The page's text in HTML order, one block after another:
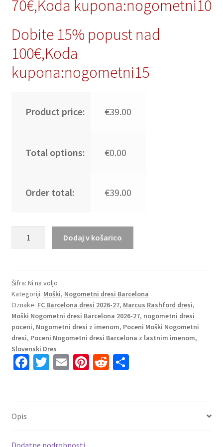
70€,Koda kupona:nogometni10
Dobite 15% popust nad
100€,Koda
kupona:nogometni15
Product price: €39.00
Total options: €0.00
Order total: €39.00
27
Marcus
Rashford
#14
Nogometni
dresi
kompleti
količina
Dodaj v košarico
Šifra: Ni na voljo
Kategoriji: Moški, Nogometni dresi Barcelona
Oznake: FC Barcelona dresi 2026-27, Marcus Rashford dresi,
Moški Nogometni dresi Barcelona 2026-27, nogometni dresi
poceni, Nogometni dresi z imenom, Poceni Moški Nogometni
dresi, Poceni Nogometni dresi Barcelona z lastnim imenom,
Slovenski Dres
Fa
k
T E Pi R S
Opis
Dodatne podrobnosti